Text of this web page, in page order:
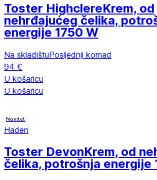
Toster HighclereKrem, od
nehrđajućeg čelika,
energije 1750 W
Na skladištuPosljednji komad
94 €
U košaricu
U košaricu
Novitet
Haden
Toster DevonKrem, od
čelika, potrošnja energije